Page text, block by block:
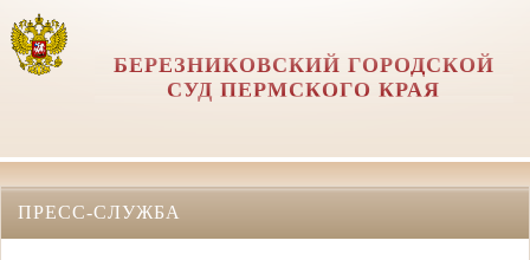
БЕРЕЗНИКОВСКИЙ ГОРОДСКОЙ
СУД ПЕРМСКОГО КРАЯ
ПРЕСС-СЛУЖБА